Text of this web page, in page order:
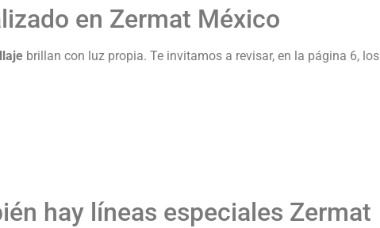
en Zermat México
brillan con luz propia. Te invitamos a revisar, en la página 6, los
hay líneas especiales Zermat